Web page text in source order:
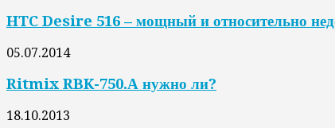
HTC Desire 516 – мощный и относительно
05.07.2014
Ritmix RBK-750.А нужно ли?
18.10.2013